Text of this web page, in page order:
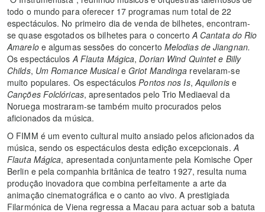
todo o mundo para oferecer 17 programas num total de 22
espectáculos. No primeiro dia de venda de bilhetes, encontram-
se quase esgotados os bilhetes para o concerto A Cantata do Rio
Amarelo e algumas sessões do concerto Melodias de Jiangnan.
Os espectáculos A Flauta Mágica,Dorian Wind Quintet e Billy
Childs, Um Romance Musicale Griot Mandinga revelaram-se
muito populares. Os espectáculosPontos nos Is, Aquilonise
Canções Folclóricas, apresentados pelo Trio Mediaeval da
Noruega mostraram-se também muito procurados pelos
aficionados da música.
O FIMM é um evento cultural muito ansiado pelos aficionados da
música, sendo os espectáculos desta edição excepcionais. A
Flauta Mágica, apresentada conjuntamente pela Komische Oper
Berlin e pela companhia britânica de teatro 1927, resulta numa
produção inovadora que combina perfeitamente a arte da
animação cinematográfica e o canto ao vivo. A prestigiada
Filarmónica de Viena regressa a Macau para actuar sob a batuta